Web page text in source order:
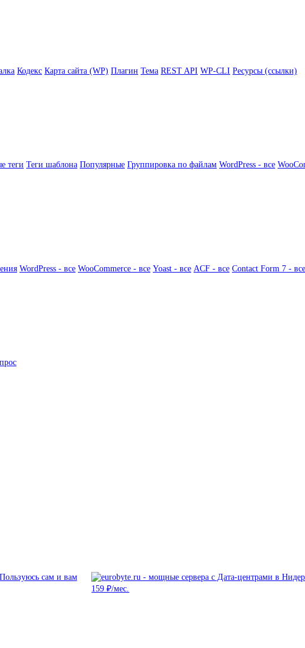
Кодекс Карта сайта (WP) Плагин Тема REST API WP-CLI Ресурсы (ссылки)
теги Теги шаблона Популярные Группировка по файлам WordPress - все
WordPress - все WooCommerce - все Yoast - все ACF - все Contact Form 7 - все